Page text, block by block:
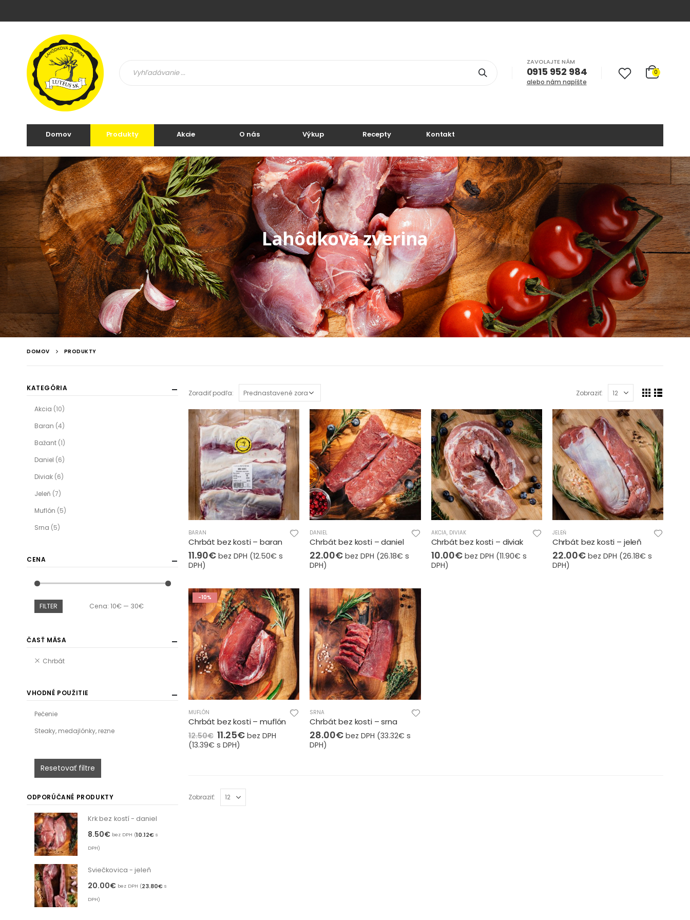
ZAVOLAJTE NÁM
0915 952 984
alebo nám napíšte
0
Domov Produkty Akcie O nás Výkup Recepty Kontakt
Lahôdková zverina
DOMOV PRODUKTY
Zoradiť podľa: Zobraziť:
BARAN
Chrbát bez kosti – baran
11.90€ bez DPH (12.50€ s
DPH)
DANIEL
Chrbát bez kosti – daniel
22.00€ bez DPH (26.18€ s
DPH)
AKCIA, DIVIAK
Chrbát bez kosti – diviak
10.00€ bez DPH (11.90€ s
DPH)
JELEŇ
Chrbát bez kosti – jeleň
22.00€ bez DPH (26.18€ s
DPH)
-10%
MUFLÓN
Chrbát bez kosti – muflón
12.50€ 11.25€ bez DPH
(13.39€ s DPH)
SRNA
Chrbát bez kosti – srna
28.00€ bez DPH (33.32€ s
DPH)
Zobraziť:
KATEGÓRIA
Akcia (10)
Baran (4)
Bažant (1)
Daniel (6)
Diviak (6)
Jeleň (7)
Muflón (5)
Srna (5)
CENA
FILTER Cena: 10€— 30€
ČASŤ MÄSA
Chrbát
VHODNÉ POUŽITIE
Pečenie
Steaky, medajlónky, rezne
Resetovať filtre
ODPORÚČANÉ PRODUKTY
Krk bez kostí - daniel
8.50€ bez DPH (10.12€ s
DPH)
Sviečkovica - jeleň
20.00€ bez DPH (23.80€ s
DPH)